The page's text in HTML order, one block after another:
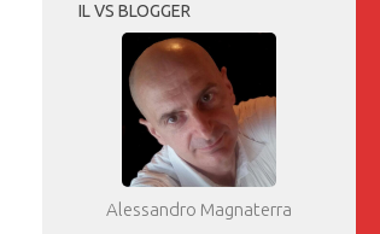
IL VS BLOGGER
Alessandro Magnaterra